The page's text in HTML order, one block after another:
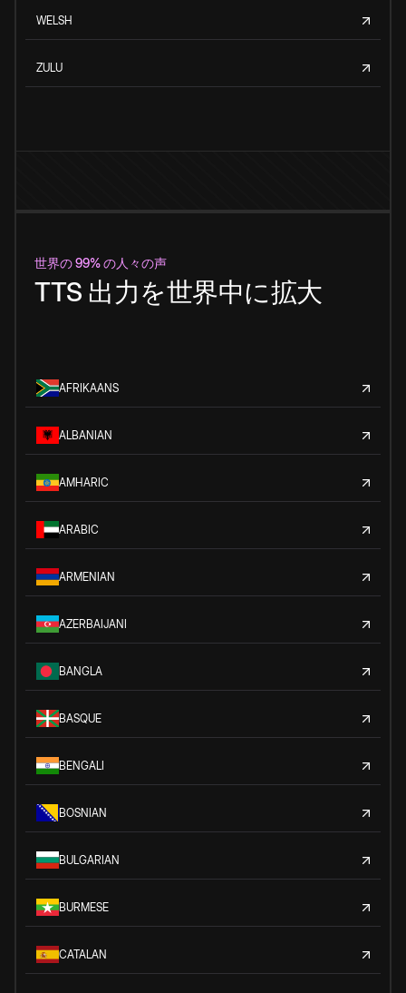
WELSH
ZULU
世界の 99% の人々の声
TTS 出力を世界中に拡大
AFRIKAANS
ALBANIAN
AMHARIC
ARABIC
ARMENIAN
AZERBAIJANI
BANGLA
BASQUE
BENGALI
BOSNIAN
BULGARIAN
BURMESE
CATALAN